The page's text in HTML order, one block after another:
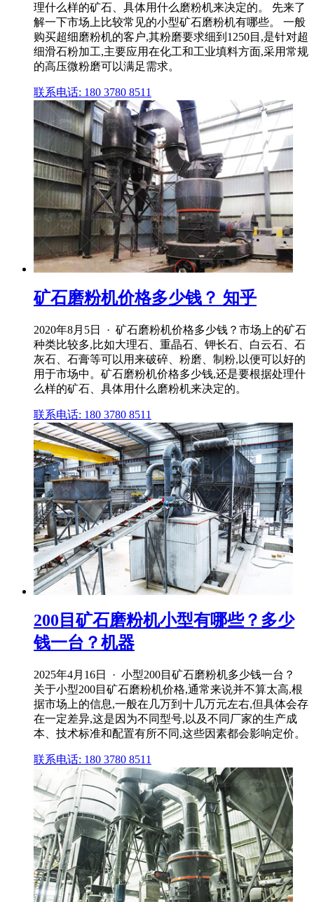
理什么样的矿石、具体用什么磨粉机来决定的。 先来了
解一下市场上比较常见的小型矿石磨粉机有哪些。 一般
购买超细磨粉机的客户,其粉磨要求细到1250目,是针对超
细滑石粉加工,主要应用在化工和工业填料方面,采用常规
的高压微粉磨可以满足需求。
联系电话: 180 3780 8511
矿石磨粉机价格多少钱？ 知乎
2020年8月5日 · 矿石磨粉机价格多少钱？市场上的矿石
种类比较多,比如大理石、重晶石、钾长石、白云石、石
灰石、石膏等可以用来破碎、粉磨、制粉,以便可以好的
用于市场中。矿石磨粉机价格多少钱,还是要根据处理什
么样的矿石、具体用什么磨粉机来决定的。
联系电话: 180 3780 8511
200目矿石磨粉机小型有哪些？多少
钱一台？机器
2025年4月16日 · 小型200目矿石磨粉机多少钱一台？
关于小型200目矿石磨粉机价格,通常来说并不算太高,根
据市场上的信息,一般在几万到十几万元左右,但具体会存
在一定差异,这是因为不同型号,以及不同厂家的生产成
本、技术标准和配置有所不同,这些因素都会影响定价。
联系电话: 180 3780 8511